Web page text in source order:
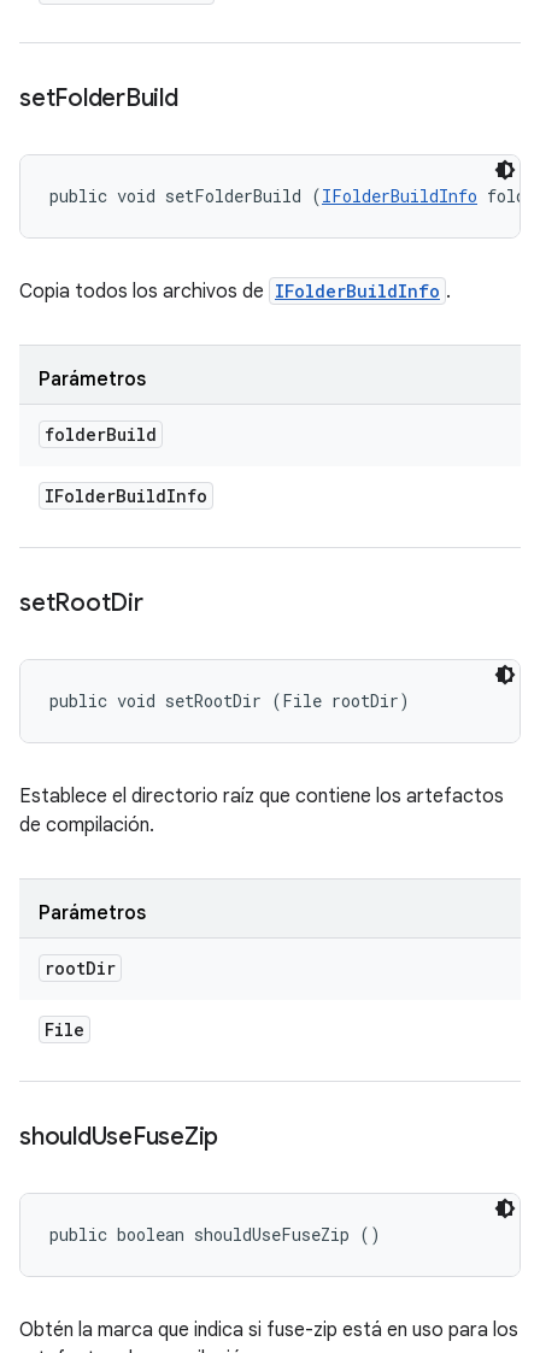
setFolderBuild
public void setFolderBuild (IFolderBuildInfo
Copia todos los archivos de IFolderBuildInfo .
Parámetros
folderBuild
IFolderBuildInfo
setRootDir
public void setRootDir (File rootDir)
Establece el directorio raíz que contiene los artefactos
de compilación.
Parámetros
rootDir
File
shouldUseFuseZip
public boolean shouldUseFuseZip ()
Obtén la marca que indica si fuse-zip está en uso para los